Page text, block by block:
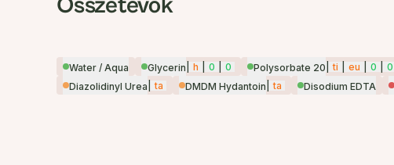
Összetevők
Water / Aqua Glycerin h 0 0 Polysorbate 20 ti eu 0 0
Diazolidinyl Urea
ta DMDM Hydantoin ta Disodium EDTA